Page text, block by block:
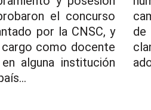
el concurso
por la CNSC, y
como docente
alguna institución
de